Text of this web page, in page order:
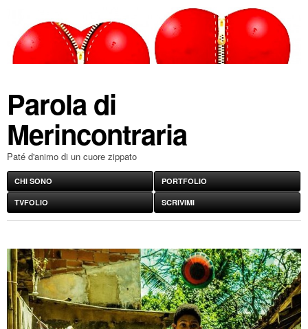
Parola di
Merincontraria
Paté d'animo di un cuore zippato
CHI SONO PORTFOLIO
TVFOLIO SCRIVIMI